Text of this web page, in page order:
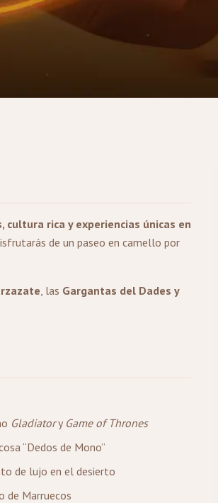
cultura rica y experiencias únicas en
de un paseo en camello por
, las Gargantas del Dades y
Gladiatory Game of Thrones
“Dedos de Mono”
de lujo en el desierto
de Marruecos